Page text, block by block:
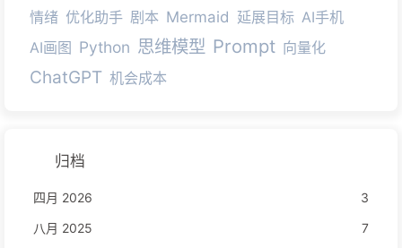
情绪 优化助手 剧本 Mermaid 延展目标 AI手机
AI画图 Python 思维模型 Prompt 向量化
ChatGPT 机会成本
归档
四月 2026
3
八月 2025
7